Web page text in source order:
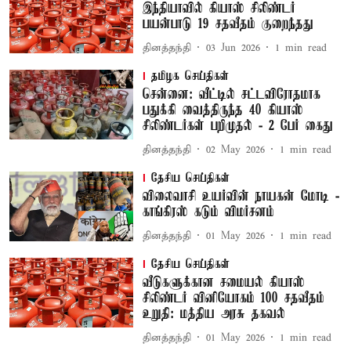
இந்தியாவில் கியாஸ் சிலிண்டர்
பயன்பாடு 19 சதவீதம் குறைந்தது
தினத்தந்தி 03 Jun 2026 1 min read
தமிழக செய்திகள்
சென்னை: வீட்டில் சட்டவிரோதமாக
பதுக்கி வைத்திருந்த 40 கியாஸ்
சிலிண்டர்கள் பறிமுதல் - 2 பேர் கைது
தினத்தந்தி 02 May 2026 1 min read
தேசிய செய்திகள்
விலைவாசி உயர்வின் நாயகன் மோடி -
காங்கிரஸ் கடும் விமர்சனம்
தினத்தந்தி 01 May 2026 1 min read
தேசிய செய்திகள்
வீடுகளுக்கான சமையல் கியாஸ்
சிலிண்டர் வினியோகம் 100 சதவீதம்
உறுதி: மத்திய அரசு தகவல்
தினத்தந்தி 01 May 2026 1 min read